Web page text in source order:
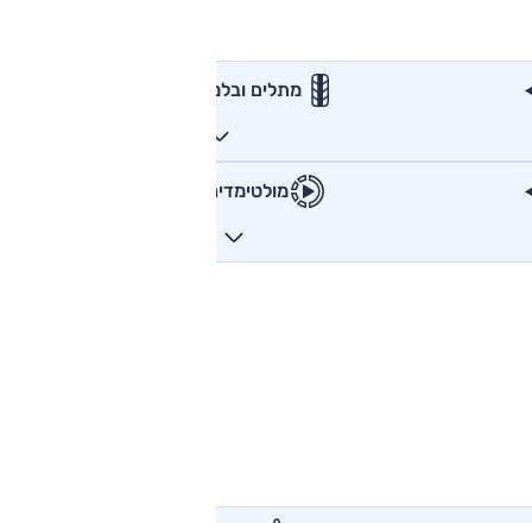
מתלים ובלמים
מולטימדיה